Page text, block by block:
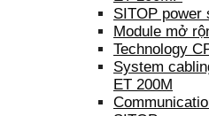
SITOP power
Module mở
Technology
System
ET 200M